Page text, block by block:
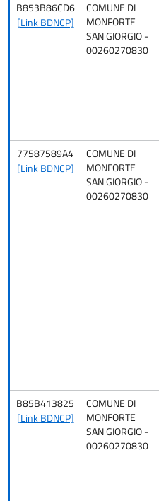
B853B86CD6
[Link BDNCP]
COMUNE DI
MONFORTE
SAN GIORGIO -
00260270830
77587589A4
[Link BDNCP]
COMUNE DI
MONFORTE
SAN GIORGIO -
00260270830
B85B413825
[Link BDNCP]
COMUNE DI
MONFORTE
SAN GIORGIO -
00260270830